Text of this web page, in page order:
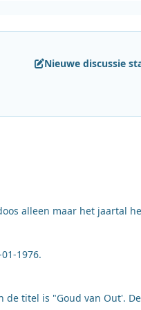
Nieuwe discussie
alleen maar het jaartal
1976.
de titel is "Goud van Out'. De